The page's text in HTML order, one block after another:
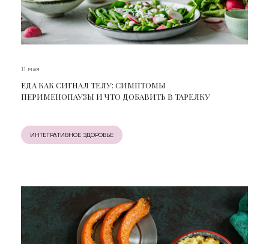
11 мая
ЕДА КАК СИГНАЛ ТЕЛУ: СИМПТОМЫ
ПЕРИМЕНОПАУЗЫ И ЧТО ДОБАВИТЬ В ТАРЕЛКУ
ИНТЕГРАТИВНОЕ ЗДОРОВЬЕ